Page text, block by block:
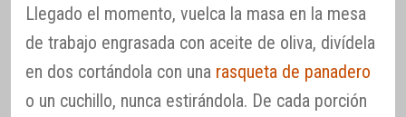
Llegado el momento, vuelca la masa en la mesa
de trabajo engrasada con aceite de oliva, divídela
en dos cortándola con una rasqueta de panadero
o un cuchillo, nunca estirándola. De cada porción